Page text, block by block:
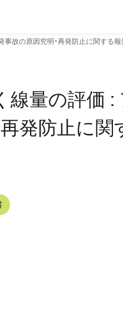
故の原因究明・再発防止に関する
線量の評価 :
発防止に関